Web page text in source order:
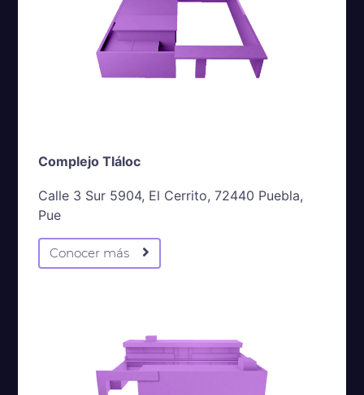
Complejo Tláloc
Calle 3 Sur 5904, El Cerrito, 72440 Puebla,
Pue
Conocer más